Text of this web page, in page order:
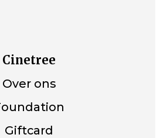
Cinetree
Over ons
Giftcard